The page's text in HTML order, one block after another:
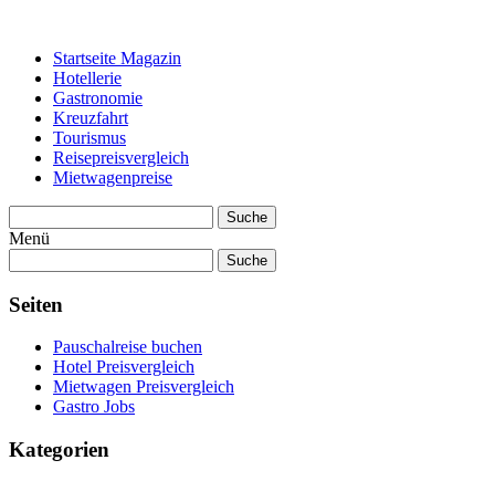
Startseite Magazin
Hotellerie
Gastronomie
Kreuzfahrt
Tourismus
Reisepreisvergleich
Mietwagenpreise
Suche
Menü
Suche
Seiten
Pauschalreise buchen
Hotel Preisvergleich
Mietwagen Preisvergleich
Gastro Jobs
Kategorien